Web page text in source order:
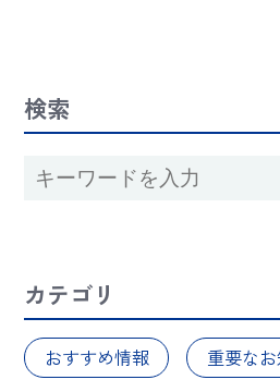
検索
カテゴリ
おすすめ情報 重要な